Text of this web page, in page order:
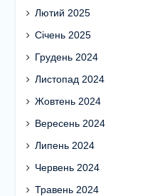
Лютий 2025
Січень 2025
Грудень 2024
Листопад 2024
Жовтень 2024
Вересень 2024
Липень 2024
Червень 2024
Травень 2024